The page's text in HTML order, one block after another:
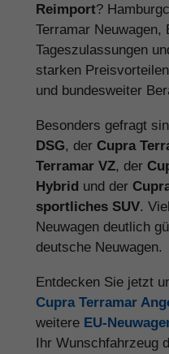
Reimport?
Terramar Neuwagen,
Tageszulassungen
starken
und bundesweiter
Besonders gefragt
DSG, der Cupra
Terramar VZ, der
Hybrid und der
sportliches SUV.
Neuwagen deutlich
deutsche Neuwagen.
Entdecken Sie jetzt
Cupra Terramar
weitere EU-
Ihr Wunschfahrzeug